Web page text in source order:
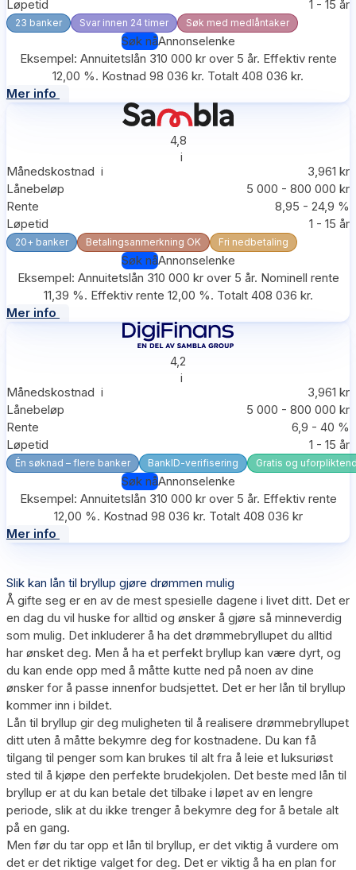
Løpetid 1 - 15 år
23 banker Svar innen 24 timer Søk med medlåntaker
Søk nåAnnonselenke
Eksempel: Annuitetslån 310 000 kr over 5 år. Effektiv rente
12,00 %. Kostnad 98 036 kr. Totalt 408 036 kr.
Mer info
4,8
i
Månedskostnad i
3,961 kr
Lånebeløp
5 000 - 800 000 kr
Rente
8,95 - 24,9 %
Løpetid
1 - 15 år
20+ banker Betalingsanmerkning OK Fri nedbetaling
Søk nåAnnonselenke
Eksempel: Annuitetslån 310 000 kr over 5 år. Nominell rente
11,39 %. Effektiv rente 12,00 %. Totalt 408 036 kr.
Mer info
4,2
i
Månedskostnad i
3,961 kr
Lånebeløp
5 000 - 800 000 kr
Rente
6,9 - 40 %
Løpetid
1 - 15 år
Én søknad – flere banker BankID-verifisering Gratis og
Søk nåAnnonselenke
Eksempel: Annuitetslån 310 000 kr over 5 år. Effektiv rente
12,00 %. Kostnad 98 036 kr. Totalt 408 036 kr
Mer info
Slik kan lån til bryllup gjøre drømmen mulig
Å gifte seg er en av de mest spesielle dagene i livet ditt. Det er
en dag du vil huske for alltid og ønsker å gjøre så minneverdig
som mulig. Det inkluderer å ha det drømmebryllupet du alltid
har ønsket deg. Men å ha et perfekt bryllup kan være dyrt, og
du kan ende opp med å måtte kutte ned på noen av dine
ønsker for å passe innenfor budsjettet. Det er her lån til bryllup
kommer inn i bildet.
Lån til bryllup gir deg muligheten til å realisere drømmebryllupet
ditt uten å måtte bekymre deg for kostnadene. Du kan få
tilgang til penger som kan brukes til alt fra å leie et luksuriøst
sted til å kjøpe den perfekte brudekjolen. Det beste med lån til
bryllup er at du kan betale det tilbake i løpet av en lengre
periode, slik at du ikke trenger å bekymre deg for å betale alt
på en gang.
Men før du tar opp et lån til bryllup, er det viktig å vurdere om
det er det riktige valget for deg. Det er viktig å ha en plan for